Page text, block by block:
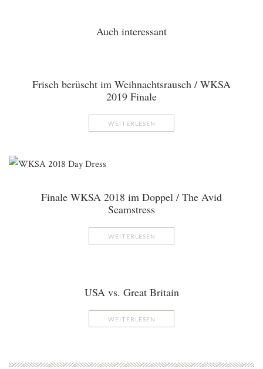
Auch interessant
Frisch berüscht im Weihnachtsrausch / WKSA
2019 Finale
WEITERLESEN
Finale WKSA 2018 im Doppel / The Avid
Seamstress
WEITERLESEN
USA vs. Great Britain
WEITERLESEN